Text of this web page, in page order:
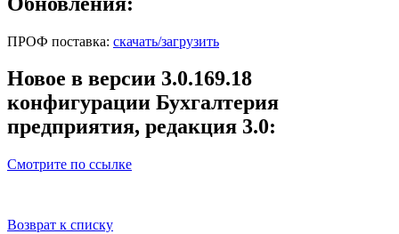
ПРОФ поставка: скачать/загрузить
Новое в версии 3.0.169.18
конфигурации Бухгалтерия
предприятия, редакция 3.0:
Смотрите по ссылке
Возврат к списку